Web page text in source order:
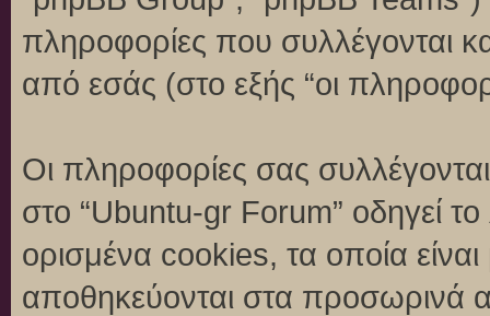
πληροφορίες που συλλέγονται
από εσάς (στο εξής “οι
Οι πληροφορίες σας
στο “Ubuntu-gr Forum” οδηγεί
ορισμένα cookies, τα οποία
αποθηκεύονται στα προσωρινά